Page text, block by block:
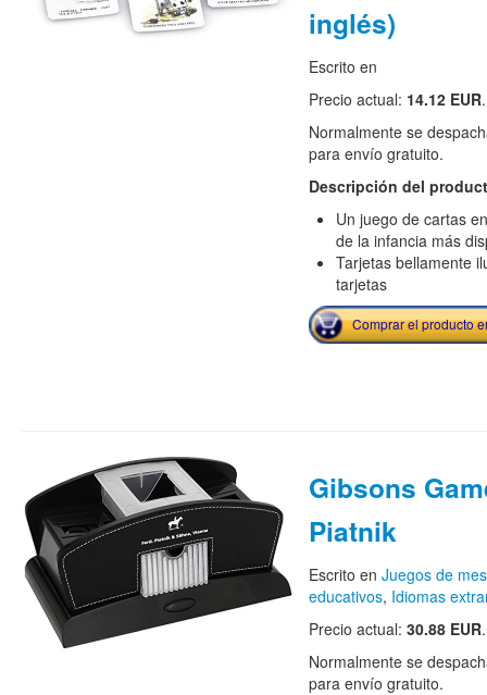
inglés)
Escrito en
Precio actual: 14.12 EUR.
Normalmente se
para envío gratuito.
Descripción del
Un juego de cartas
de la infancia más
Tarjetas bellamente
tarjetas
Comprar el producto
Gibsons
Piatnik
Escrito en Juegos de
educativos, Idiomas
Precio actual: 30.88 EUR
Normalmente se
para envío gratuito.